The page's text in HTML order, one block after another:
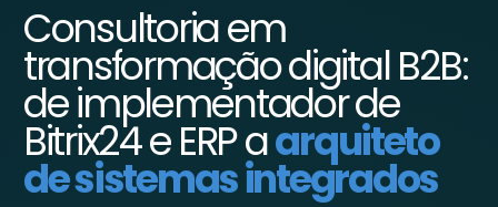
Consultoria em
transformação digital B2B:
de implementador de
Bitrix24 e ERP aarquiteto
de sistemas integrados